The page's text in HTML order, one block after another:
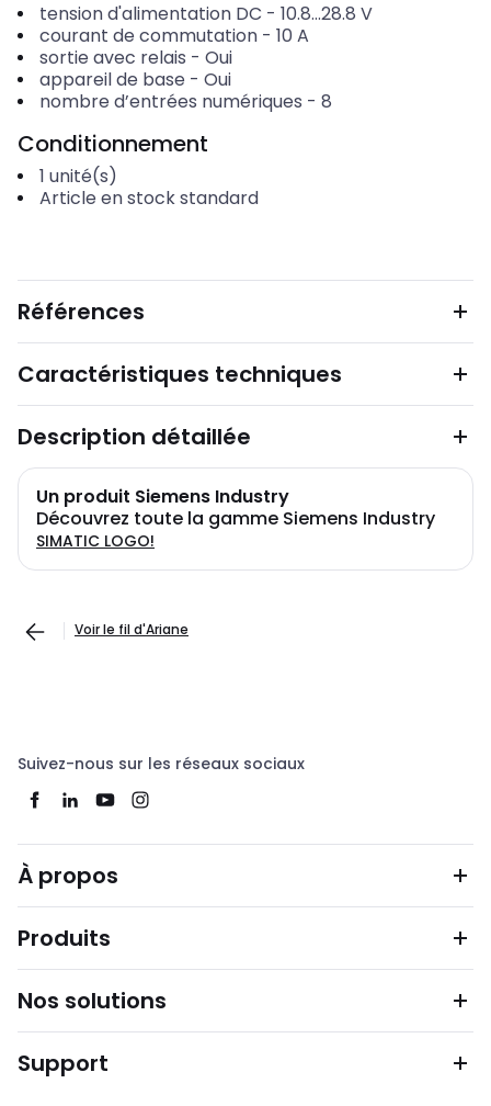
tension d'alimentation DC - 10.8...28.8 V
courant de commutation- 10 A
sortie avec relais - Oui
appareil de base - Oui
nombre d’entrées numériques - 8
Conditionnement
1 unité(s)
Article en stock standard
Références
Caractéristiques techniques
Description détaillée
Un produit Siemens Industry
Découvrez toute la gamme Siemens Industry
SIMATIC LOGO!
Voir le fil d'Ariane
Suivez-nous sur les réseaux sociaux
À propos
Produits
Nos solutions
Support